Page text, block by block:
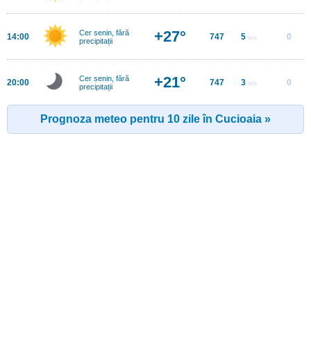
14:00
Cer senin, fără
precipitații
+27° 747 5 m/s 0
20:00
Cer senin, fără
precipitații
+21° 747 3 m/s 0
Prognoza meteo pentru 10 zile în Cucioaia »